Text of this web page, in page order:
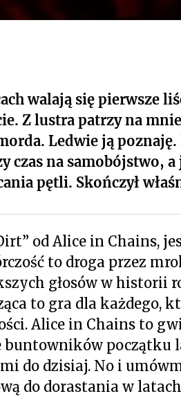
walają się pierwsze
Z lustra patrzy na
Ledwie ją
czas na samobójstwo,
pętli. Skończył
od Alice in Chains,
to droga przez
głosów w historii
to gra dla każdego,
Alice in Chains to
buntowników początku
do dzisiaj. No i
do dorastania w